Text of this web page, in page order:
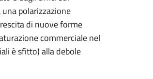
polarizzazione
di nuove forme
commerciale nel
è sfitto) alla debole